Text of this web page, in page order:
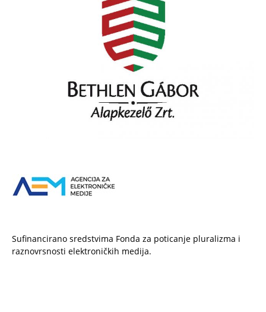
Sufinancirano sredstvima Fonda za poticanje pluralizma i
raznovrsnosti elektroničkih medija.